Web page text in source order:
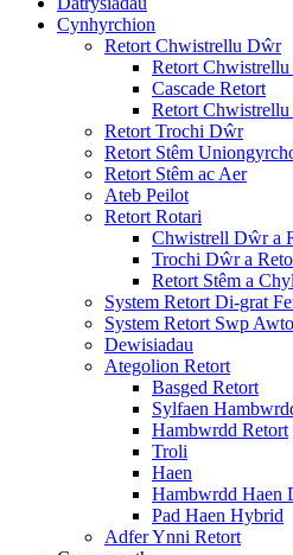
Cynhyrchion
Retort Chwistrellu Dŵr
Retort
Cascade Retort
Retort Chwistrellu
Retort Trochi Dŵr
Retort Stêm
Retort Stêm ac Aer
Ateb Peilot
Retort Rotari
Chwistrell Dŵr a
Trochi Dŵr a
Retort Stêm a
System Retort Di-grat
System Retort Swp
Dewisiadau
Ategolion Retort
Basged Retort
Sylfaen
Hambwrdd Retort
Troli
Haen
Hambwrdd Haen
Pad Haen Hybrid
Adfer Ynni Retort